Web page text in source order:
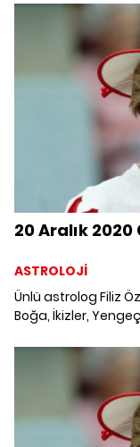
Cumartesi Günlük
burç, burç uyumu,
haberleri burçların
edilenler...
20 Aralık
ASTROLOJİ
Ünlü astrolog Filiz
Boğa, İkizler,
Günlük Burç
uyumu, burç
dikkat etmesi